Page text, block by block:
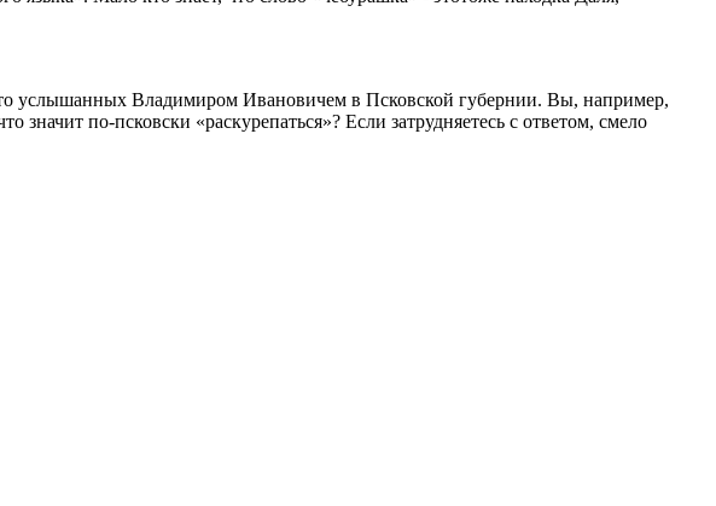
услышанных Владимиром Ивановичем в Псковской губернии. Вы, например,
по-псковски «раскурепаться»? Если затрудняетесь с ответом, смело